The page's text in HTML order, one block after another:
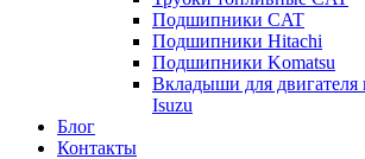
Подшипники CAT
Подшипники Hitachi
Подшипники Komatsu
Вкладыши для двигателя
Isuzu
Блог
Контакты